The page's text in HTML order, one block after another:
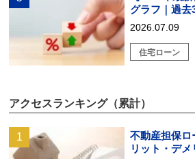
グラフ｜過去
える戦略的選
2026.07.09
住宅ローン
アクセスランキング（累計）
不動産担保ロ
リット・デ